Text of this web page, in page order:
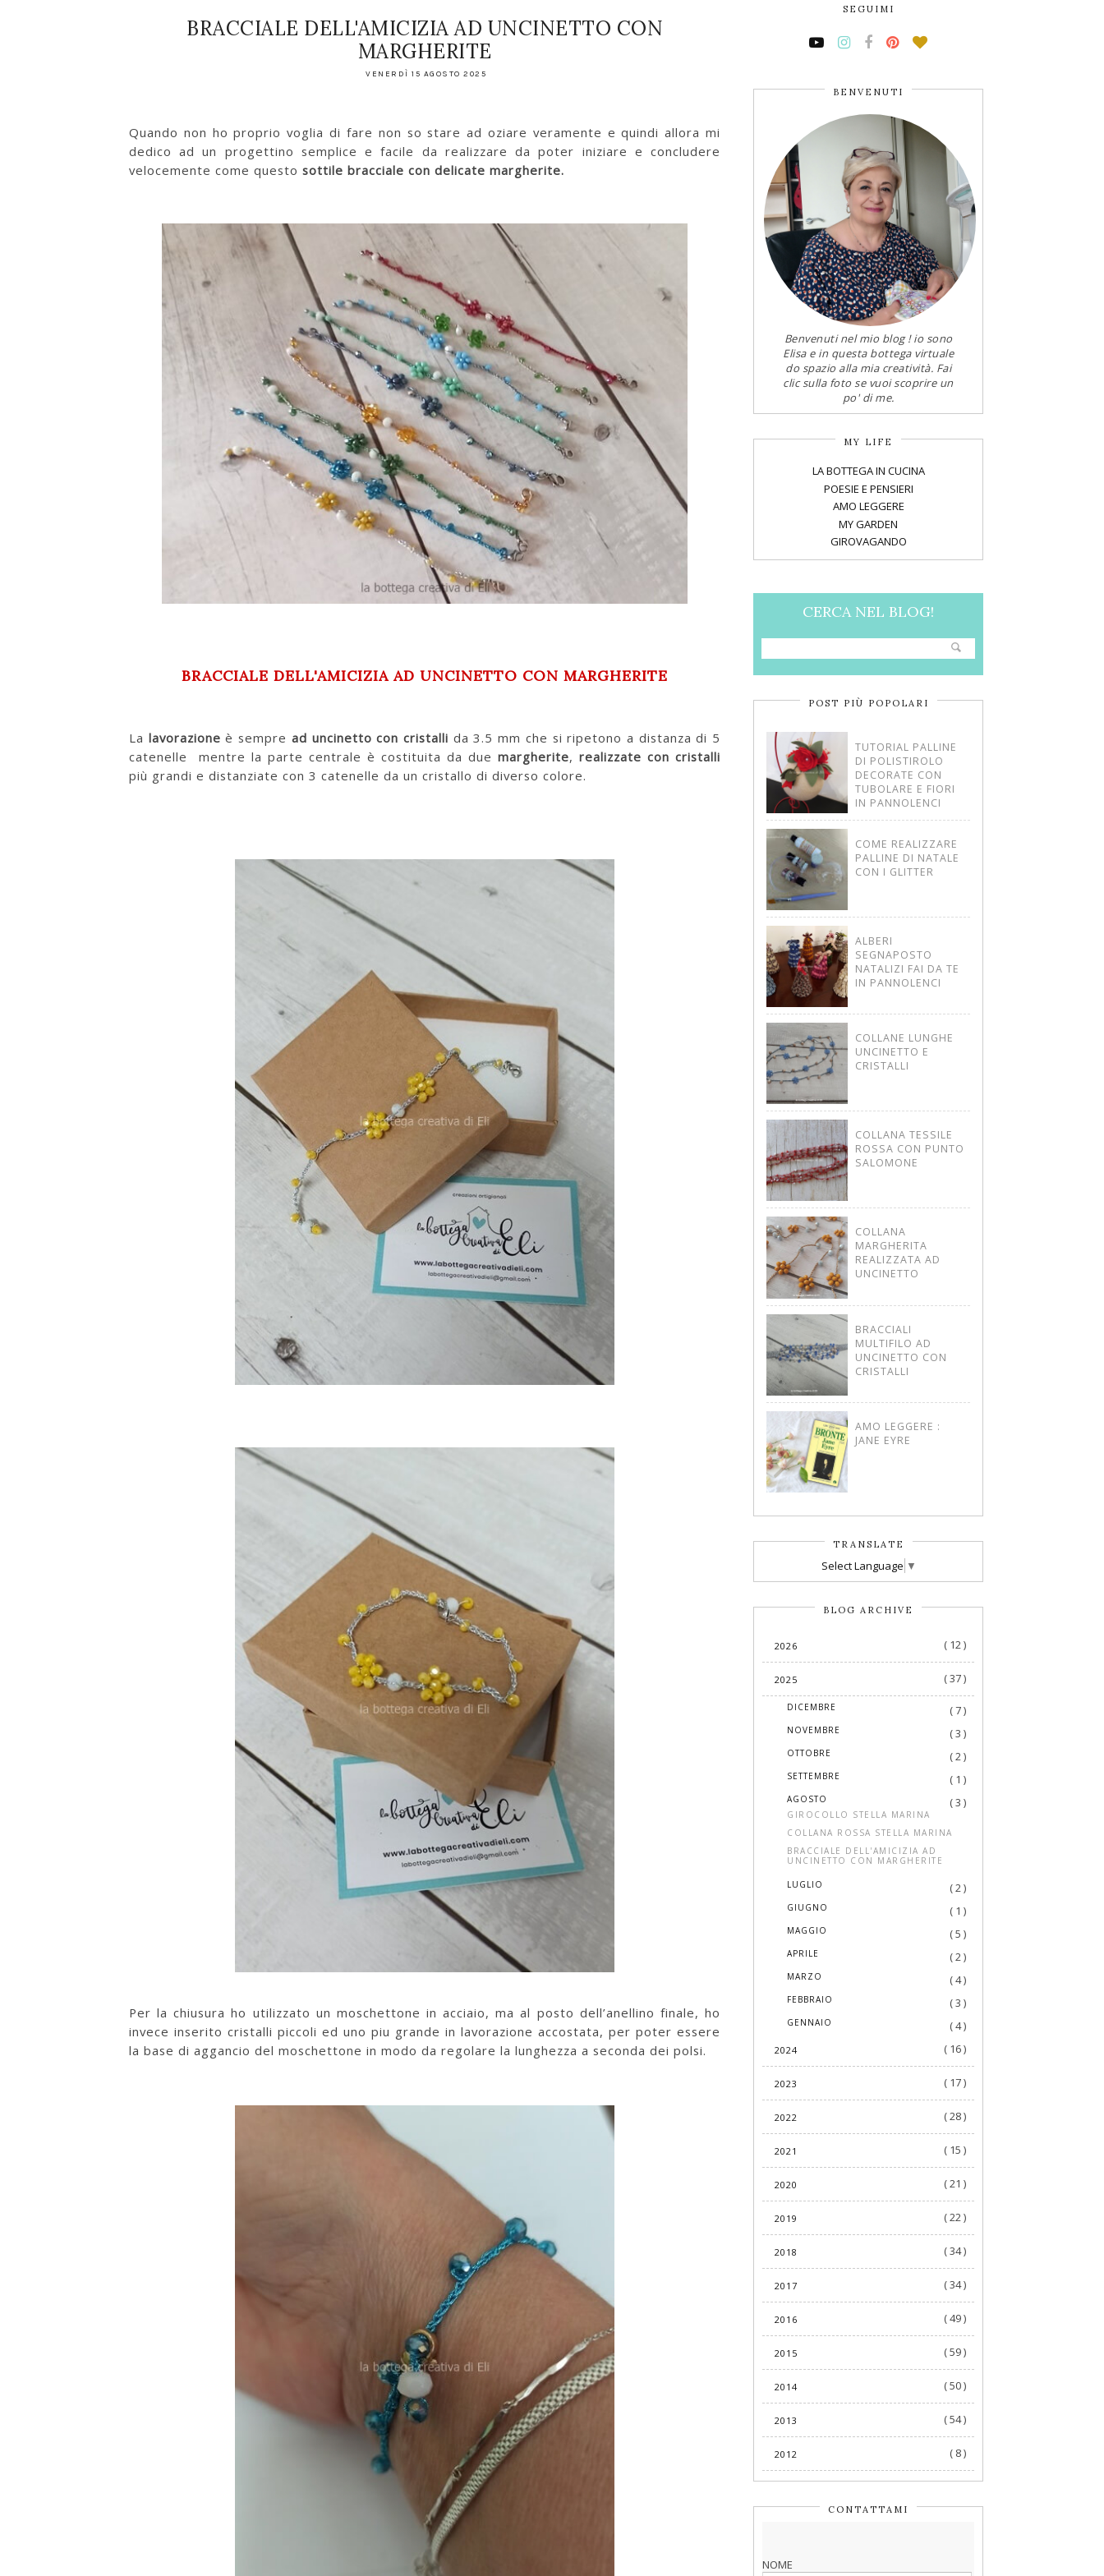
BRACCIALE DELL'AMICIZIA AD UNCINETTO CON
MARGHERITE
VENERDÌ 15 AGOSTO 2025
Quando non ho proprio voglia di fare non so stare ad oziare veramente e quindi allora mi
dedico ad un progettino semplice e facile da realizzare da poter iniziare e concludere
velocemente come questo sottile bracciale con delicate margherite.
BRACCIALE DELL'AMICIZIA AD UNCINETTO CON MARGHERITE
La lavorazione è sempre ad uncinetto con cristalli da 3.5 mm che si ripetono a distanza di 5
catenelle mentre la parte centrale è costituita da due margherite, realizzate con cristalli
più grandi e distanziate con 3 catenelle da un cristallo di diverso colore.
Per la chiusura ho utilizzato un moschettone in acciaio, ma al posto dell’anellino finale, ho
invece inserito cristalli piccoli ed uno piu grande in lavorazione accostata, per poter essere
la base di aggancio del moschettone in modo da regolare la lunghezza a seconda dei polsi.
SEGUIMI
BENVENUTI
Benvenuti nel mio blog ! io sono
Elisa e in questa bottega virtuale
do spazio alla mia creatività. Fai
clic sulla foto se vuoi scoprire un
po' di me.
MY LIFE
LA BOTTEGA IN CUCINA
POESIE E PENSIERI
AMO LEGGERE
MY GARDEN
GIROVAGANDO
CERCA NEL BLOG!
POST PIÙ POPOLARI
TUTORIAL PALLINE
DI POLISTIROLO
DECORATE CON
TUBOLARE E FIORI
IN PANNOLENCI
COME REALIZZARE
PALLINE DI NATALE
CON I GLITTER
ALBERI
SEGNAPOSTO
NATALIZI FAI DA TE
IN PANNOLENCI
COLLANE LUNGHE
UNCINETTO E
CRISTALLI
COLLANA TESSILE
ROSSA CON PUNTO
SALOMONE
COLLANA
MARGHERITA
REALIZZATA AD
UNCINETTO
BRACCIALI
MULTIFILO AD
UNCINETTO CON
CRISTALLI
AMO LEGGERE :
JANE EYRE
TRANSLATE
Select Language ▼
BLOG ARCHIVE
2026 ( 12 )
2025 ( 37 )
DICEMBRE ( 7 )
NOVEMBRE ( 3 )
OTTOBRE ( 2 )
SETTEMBRE ( 1 )
AGOSTO ( 3 )
GIROCOLLO STELLA MARINA
COLLANA ROSSA STELLA MARINA
BRACCIALE DELL'AMICIZIA AD
UNCINETTO CON MARGHERITE
LUGLIO ( 2 )
GIUGNO ( 1 )
MAGGIO ( 5 )
APRILE ( 2 )
MARZO ( 4 )
FEBBRAIO ( 3 )
GENNAIO ( 4 )
2024 ( 16 )
2023 ( 17 )
2022 ( 28 )
2021 ( 15 )
2020 ( 21 )
2019 ( 22 )
2018 ( 34 )
2017 ( 34 )
2016 ( 49 )
2015 ( 59 )
2014 ( 50 )
2013 ( 54 )
2012 ( 8 )
CONTATTAMI
NOME